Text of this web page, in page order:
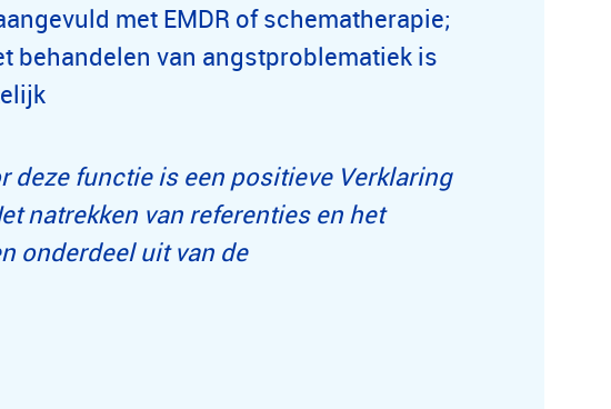
met EMDR of schematherapie;
behandelen van angstproblematiek is
deze functie is een positieve Verklaring
natrekken van referenties en het
onderdeel uit van de